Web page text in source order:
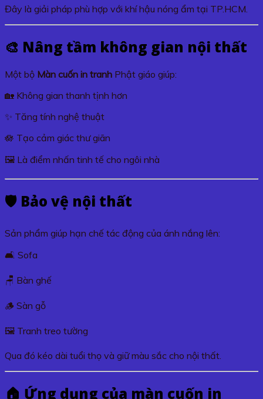
Đây là giải pháp phù hợp với khí hậu nóng ẩm tại TP.HCM.
🎨 Nâng tầm không gian nội thất
Một bộ Màn cuốn in tranh Phật giáo giúp:
🏡 Không gian thanh tịnh hơn
✨ Tăng tính nghệ thuật
🪷 Tạo cảm giác thư giãn
🖼️ Là điểm nhấn tinh tế cho ngôi nhà
🛡️ Bảo vệ nội thất
Sản phẩm giúp hạn chế tác động của ánh nắng lên:
🛋️ Sofa
🪑 Bàn ghế
🪵 Sàn gỗ
🖼️ Tranh treo tường
Qua đó kéo dài tuổi thọ và giữ màu sắc cho nội thất.
🏠 Ứng dụng của màn cuốn in